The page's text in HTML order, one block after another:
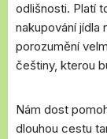
odlišnosti. Platí
nakupování jídla
porozumění
češtiny, kterou
Nám dost
dlouhou cestu